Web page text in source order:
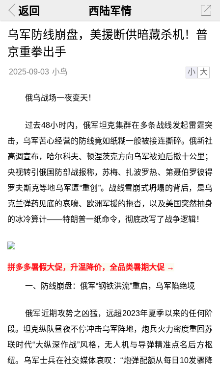
返回 西陆军情
乌军防线崩盘，美援断供暗藏杀机！普
京重拳出手
2025-09-03 小鸟 小 大
俄乌战场一夜变天！
过去48小时内，俄军坦克集群在多条战线发起雷霆突
击，乌军苦心经营的防线竟如纸糊一般被接连撕碎。俄新社
高调宣布，哈尔科夫、顿涅茨克方向乌军被迫后撤十公里；
央视转引俄国防部战报称，苏梅、扎波罗热、第聂伯罗彼得
罗夫斯克等地乌军遭“重创”。战线雪崩式坍塌的背后，是乌
克兰弹药见底的哀嚎、欧洲军援的拖沓，以及美国突然抽身
的冰冷算计——特朗普一纸命令，彻底改写了战争逻辑！
拼多多暑假大促，升温降价，全品类暑期大促 →
一、防线崩盘：俄军“钢铁洪流”重启，乌军陷绝境
俄军近期攻势之凶猛，远超2023年夏季以来的任何阶
段。坦克纵队昼夜不停冲击乌军阵地，炮兵火力密度重回苏
联时代“大纵深作战”风格，无人机与导弹精准点名后方枢
纽。乌军士兵在社交媒体哀叹：“炮弹配额从每日10发骤降